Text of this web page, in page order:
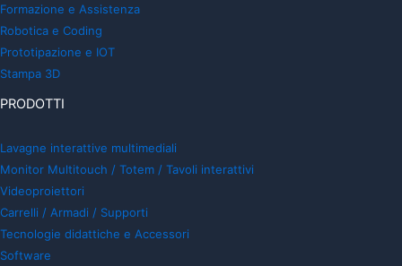
Formazione e Assistenza
Robotica e Coding
Prototipazione e IOT
Stampa 3D
PRODOTTI
Lavagne interattive multimediali
Monitor Multitouch / Totem / Tavoli interattivi
Videoproiettori
Carrelli / Armadi / Supporti
Tecnologie didattiche e Accessori
Software